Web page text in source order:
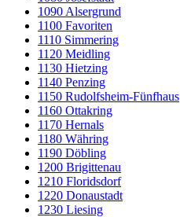
1090 Alsergrund
1100 Favoriten
1110 Simmering
1120 Meidling
1130 Hietzing
1140 Penzing
1150 Rudolfsheim-Fünfhaus
1160 Ottakring
1170 Hernals
1180 Währing
1190 Döbling
1200 Brigittenau
1210 Floridsdorf
1220 Donaustadt
1230 Liesing